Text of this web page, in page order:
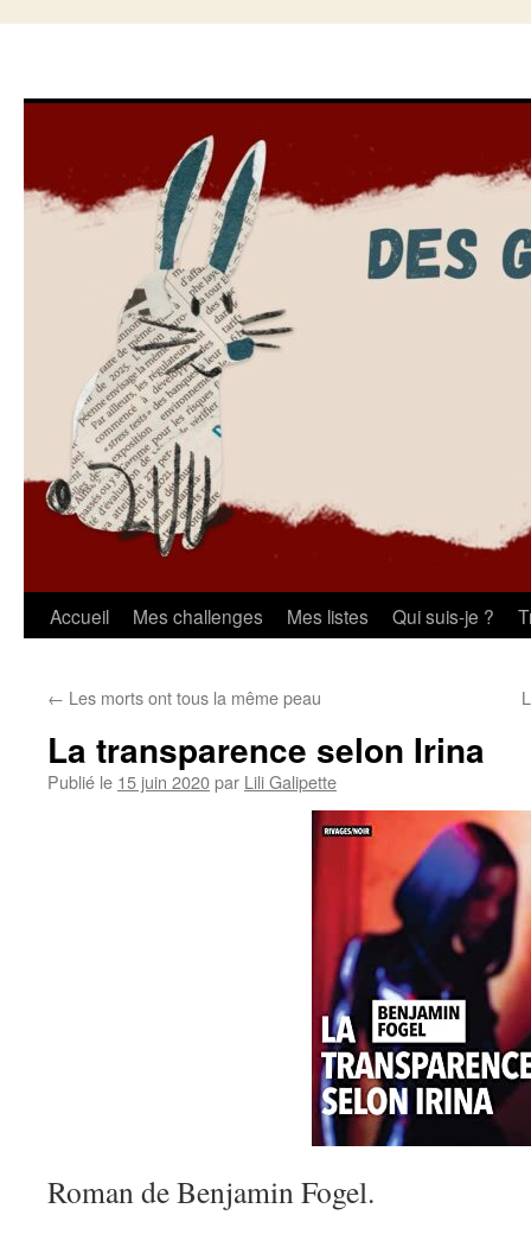
Aller
contenu
Accueil Mes challenges Mes listes Qui suis-je ?
← Les morts ont tous la même peau
La transparence selon Irina
Publié le 15 juin 2020par Lili Galipette
Roman de Benjamin Fogel.